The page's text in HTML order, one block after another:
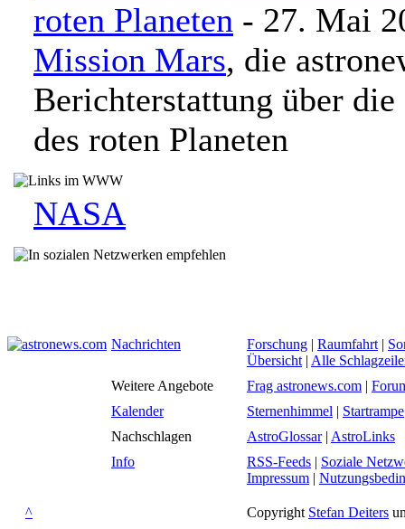
roten Planeten - 27. Mai
Mission Mars, die
Berichterstattung über
des roten Planeten
NASA
Nachrichten Forschung | Raumfahrt |
Übersicht | Alle
Weitere Angebote
Frag astronews.com |
Kalender
Sternenhimmel | Startrampe
Nachschlagen
AstroGlossar| AstroLinks
Info
RSS-Feeds | Soziale
Impressum |
^ Copyright Stefan Deiters